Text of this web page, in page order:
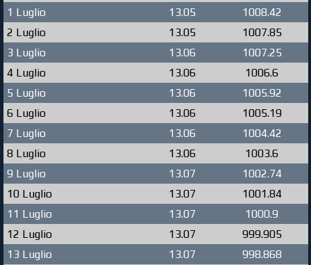
1 Luglio 13.05
1008.42
2 Luglio
13.05
1007.85
3 Luglio
13.06
1007.25
4 Luglio
13.06
1006.6
5 Luglio
13.06
1005.92
6 Luglio
13.06
1005.19
7 Luglio
13.06
1004.42
8 Luglio
13.06
1003.6
9 Luglio
13.07
1002.74
10 Luglio
13.07
1001.84
11 Luglio
13.07
1000.9
12 Luglio
13.07
999.905
13 Luglio
13.07
998.868